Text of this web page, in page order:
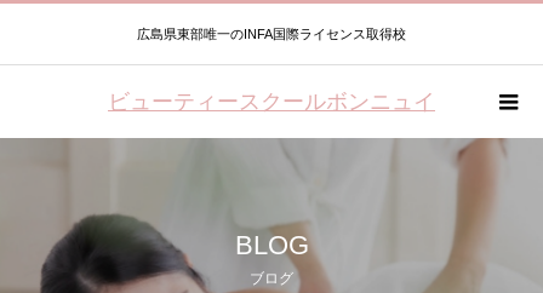
広島県東部唯一のINFA国際ライセンス取得校
ビューティースクールボンニュイ
BLOG
ブログ